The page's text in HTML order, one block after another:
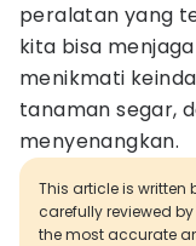
peralatan yang
kita bisa
menikmati
tanaman segar,
menyenangkan.
This article is written
carefully reviewed
the most accurate